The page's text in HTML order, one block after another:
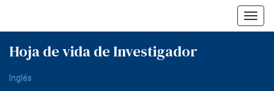
Hoja de vida de Investigador
Inglés